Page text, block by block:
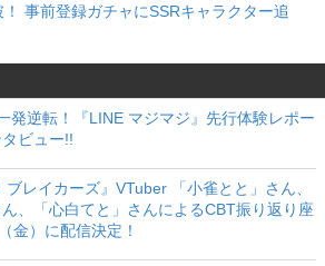
事前登録ガチャにSSRキャラクター追
発逆転！『LINE マジマジ』先行体験レポー
ビュー!!
ブレイカーズ』VTuber 「小雀とと」さん、
ん、「心白てと」さんによるCBT振り返り座
金）に配信決定！